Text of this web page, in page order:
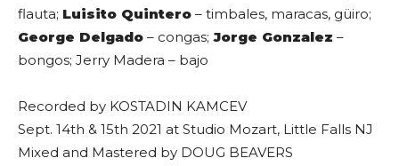
flauta; Luisito Quintero – timbales, maracas, güiro;
George Delgado – congas; Jorge Gonzalez –
bongos; Jerry Madera – bajo
Recorded by KOSTADIN KAMCEV
Sept. 14th & 15th 2021 at Studio Mozart, Little Falls NJ
Mixed and Mastered by DOUG BEAVERS